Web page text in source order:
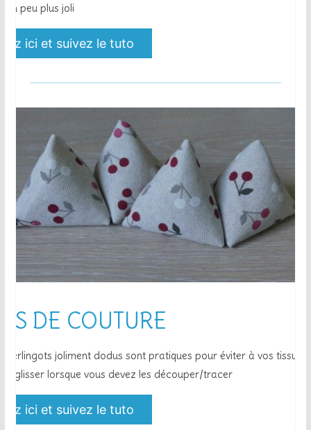
un peu plus joli
ici et suivez le tuto
DE COUTURE
berlingots joliment dodus sont pratiques pour éviter à vos tissus
glisser lorsque vous devez les découper/tracer
ici et suivez le tuto